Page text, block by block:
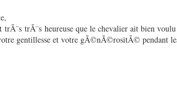
trÃ¨s trÃ¨s heureuse que le chevalier ait bien
gentillesse et votre gÃ©nÃ©rositÃ© pendant